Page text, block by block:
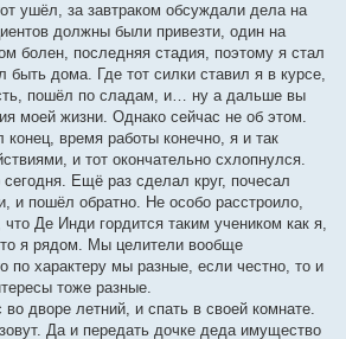
ушёл, за завтраком обсуждали дела на
должны были привезти, один на
болен, последняя стадия, поэтому я стал
дома. Где тот силки ставил я в курсе,
пошёл по сладам, и… ну а дальше вы
моей жизни. Однако сейчас не об этом.
время работы конечно, я и так
и тот окончательно схлопнулся.
Ещё раз сделал круг, почесал
и пошёл обратно. Не особо расстроило,
Де Инди гордится таким учеником как я,
я рядом. Мы целители вообще
по характеру мы разные, если честно, то и
тоже разные.
дворе летний, и спать в своей комнате.
Да и передать дочке деда имущество